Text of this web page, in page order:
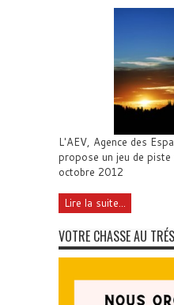
L'AEV, Agence des
propose un jeu de piste
octobre 2012
Lire la suite...
VOTRE CHASSE AU